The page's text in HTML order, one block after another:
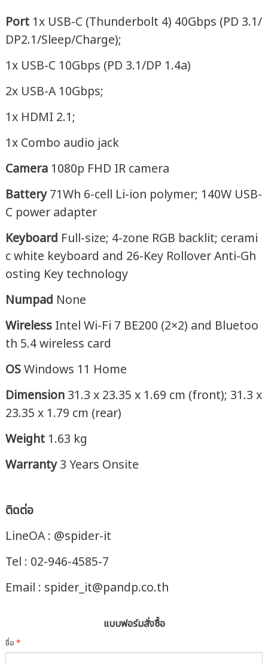
Port 1x USB-C (Thunderbolt 4) 40Gbps (PD 3.1/
DP2.1/Sleep/Charge);
1x USB-C 10Gbps (PD 3.1/DP 1.4a)
2x USB-A 10Gbps;
1x HDMI 2.1;
1x Combo audio jack
Camera 1080p FHD IR camera
Battery71Wh 6-cell Li-ion polymer; 140W USB-
C power adapter
Keyboard Full-size; 4-zone RGB backlit; cerami
c white keyboard and 26-Key Rollover Anti-Gh
osting Key technology
Numpad None
Wireless Intel Wi-Fi 7 BE200 (2×2) and Bluetoo
th 5.4 wireless card
OSWindows 11 Home
Dimension 31.3 x 23.35 x 1.69 cm (front); 31.3 x
23.35 x 1.79 cm (rear)
Weight 1.63 kg
Warranty3 Years Onsite
ติดต่อ
LineOA : @spider-it
Tel : 02-946-4585-7
Email : spider_it@pandp.co.th
แบบฟอร์มสั่งซื้อ
ชื่อ*